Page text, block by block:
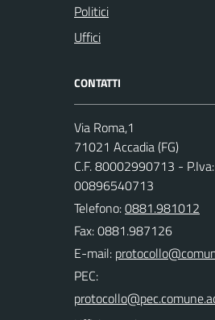
Politici
Uffici
CONTATTI
Via Roma,1
71021 Accadia (FG)
C.F. 80002990713 - P.Iva:
00896540713
Telefono:0881.981012
Fax: 0881.987126
E-mail:
PEC: